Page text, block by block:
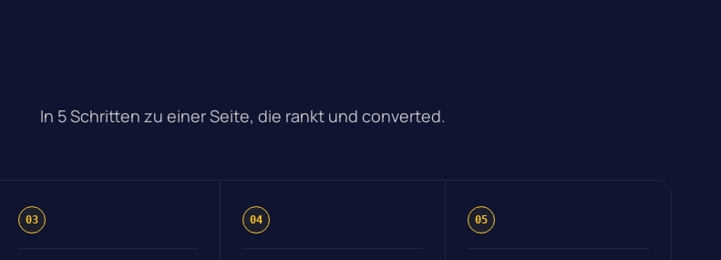
In 5 Schritten zu einer Seite, die rankt und converted.
03 04 05